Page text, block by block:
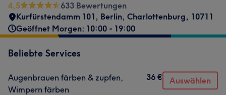
4,5
633 Bewertungen
Kurfürstendamm 101, Berlin, Charlottenburg, 10711
Geöffnet Morgen: 10:00 - 19:00
Beliebte Services
Augenbrauen färben & zupfen,
Wimpern färben
36 € Auswählen